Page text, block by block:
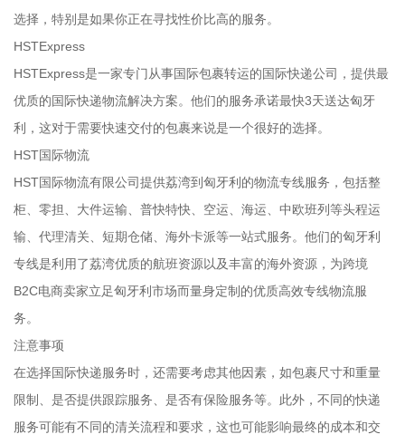
选择，特别是如果你正在寻找性价比高的服务。
HSTExpress
HSTExpress是一家专门从事国际包裹转运的国际快递公司，提供最
优质的国际快递物流解决方案。他们的服务承诺最快3天送达匈牙
利，这对于需要快速交付的包裹来说是一个很好的选择。
HST国际物流
HST国际物流有限公司提供荔湾到匈牙利的物流专线服务，包括整
柜、零担、大件运输、普快特快、空运、海运、中欧班列等头程运
输、代理清关、短期仓储、海外卡派等一站式服务。他们的匈牙利
专线是利用了荔湾优质的航班资源以及丰富的海外资源，为跨境
B2C电商卖家立足匈牙利市场而量身定制的优质高效专线物流服
务。
注意事项
在选择国际快递服务时，还需要考虑其他因素，如包裹尺寸和重量
限制、是否提供跟踪服务、是否有保险服务等。此外，不同的快递
服务可能有不同的清关流程和要求，这也可能影响最终的成本和交